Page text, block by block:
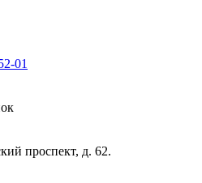
01
проспект, д. 62.